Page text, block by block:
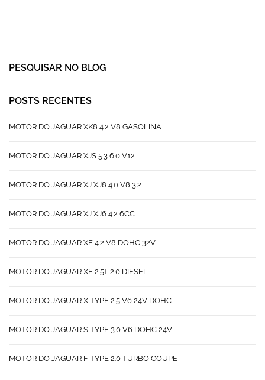
PESQUISAR NO BLOG
POSTS RECENTES
MOTOR DO JAGUAR XK8 4.2 V8 GASOLINA
MOTOR DO JAGUAR XJS 5.3 6.0 V12
MOTOR DO JAGUAR XJ XJ8 4.0 V8 3.2
MOTOR DO JAGUAR XJ XJ6 4.2 6CC
MOTOR DO JAGUAR XF 4.2 V8 DOHC 32V
MOTOR DO JAGUAR XE 2.5T 2.0 DIESEL
MOTOR DO JAGUAR X TYPE 2.5 V6 24V DOHC
MOTOR DO JAGUAR S TYPE 3.0 V6 DOHC 24V
MOTOR DO JAGUAR F TYPE 2.0 TURBO COUPE